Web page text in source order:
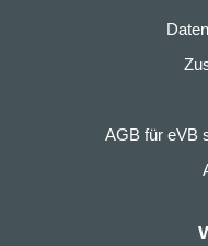
AGB für eVB